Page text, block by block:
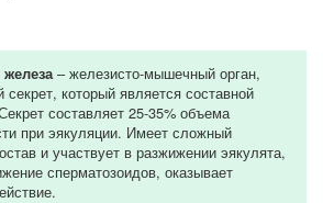
– железисто-мышечный орган,
который является составной
составляет 25-35% объема
при эякуляции. Имеет сложный
и участвует в разжижении эякулята,
сперматозоидов, оказывает